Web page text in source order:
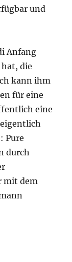
und
Anfang
hat, die
kann ihm
für eine
eine
Pure
durch
mit dem